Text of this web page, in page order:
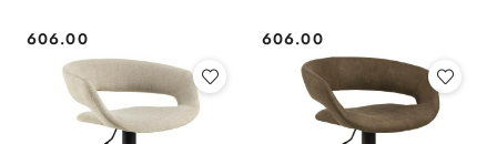
Cena:
606.00 Cena:
606.00